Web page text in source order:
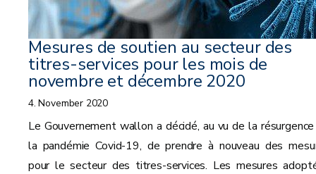
Mesures de soutien au secteur des
titres-services pour les mois de
novembre et décembre 2020
4. November 2020
Le Gouvernement wallon a décidé, au vu de la
la pandémie Covid-19, de prendre à nouveau des
pour le secteur des titres-services. Les mesures